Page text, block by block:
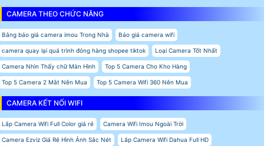
CAMERA THEO CHỨC NĂNG
Bảng báo giá camera imou Trong Nhà Báo giá camera wifi
camera quay lại quá trình đóng hàng shopee tiktok Loại Camera Tốt Nhất
Camera Nhìn Thấy chữ Màn Hình Top 5 Camera Cho Kho Hàng
Top 5 Camera 2 Mắt Nên Mua Top 5 Camera Wifi 360 Nên Mua
CAMERA KẾT NỐI WIFI
Lắp Camera Wifi Full Color giá rẻ Camera Wifi Imou Ngoài Trời
Camera Ezviz Giá Rẻ Hình Ảnh Sắc Nét Lắp Camera Wifi Dahua Full HD